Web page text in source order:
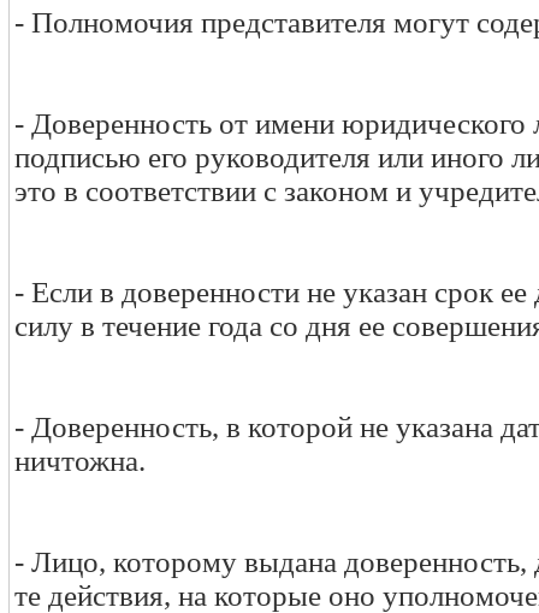
- Полномочия представителя могут
- Доверенность от имени юридического
подписью его руководителя или иного
это в соответствии с законом и
- Если в доверенности не указан срок ее
силу в течение года со дня ее
- Доверенность, в которой не указана
ничтожна.
- Лицо, которому выдана
те действия, на которые оно